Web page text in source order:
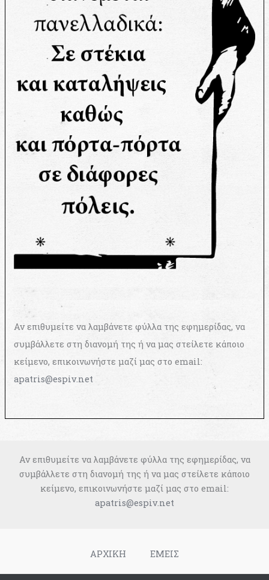
Αν επιθυμείτε να λαμβάνετε φύλλα της εφημερίδας, να
συμβάλλετε στη διανομή της ή να μας στείλετε κάποιο
κείμενο, επικοινωνήστε μαζί μας στο email:
apatris@espiv.net
Αν επιθυμείτε να λαμβάνετε φύλλα της εφημερίδας, να
συμβάλλετε στη διανομή της ή να μας στείλετε κάποιο
κείμενο, επικοινωνήστε μαζί μας στο email:
apatris@espiv.net
ΑΡΧΙΚΗ ΕΜΕΙΣ